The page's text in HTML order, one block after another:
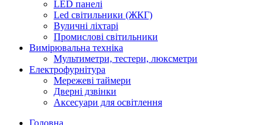
LED панелі
Led cвітильники (ЖКГ)
Вуличні ліхтарі
Промисловi світильники
Вимірювальна техніка
Мультиметри, тестери, люксметри
Електрофурнітура
Мережеві таймери
Дверні дзвінки
Аксесуари для освітлення
Головна